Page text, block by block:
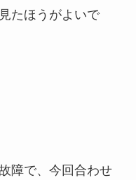
たほうがよいで
障で、今回合わせ